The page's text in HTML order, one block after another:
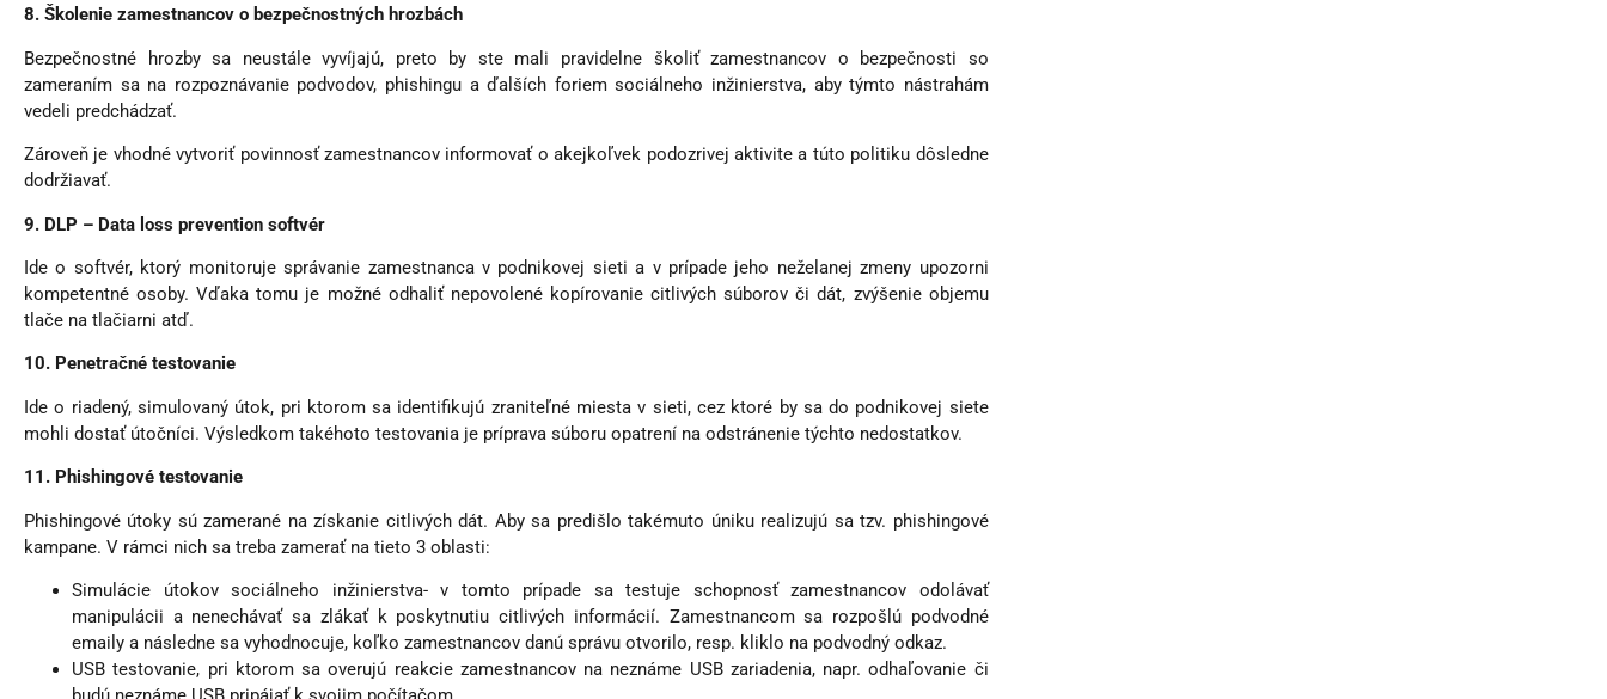
8. Školenie zamestnancov o bezpečnostných hrozbách
Bezpečnostné hrozby sa neustále vyvíjajú, preto by ste mali pravidelne školiť zamestnancov o bezpečnosti so
zameraním sa na rozpoznávanie podvodov, phishingu a ďalších foriem sociálneho inžinierstva, aby týmto nástrahám
vedeli predchádzať.
Zároveň je vhodné vytvoriť povinnosť zamestnancov informovať o akejkoľvek podozrivej aktivite a túto politiku dôsledne
dodržiavať.
9. DLP – Data loss prevention softvér
Ide o softvér, ktorý monitoruje správanie zamestnanca v podnikovej sieti a v prípade jeho neželanej zmeny upozorni
kompetentné osoby. Vďaka tomu je možné odhaliť nepovolené kopírovanie citlivých súborov či dát, zvýšenie objemu
tlače na tlačiarni atď.
10. Penetračné testovanie
Ide o riadený, simulovaný útok, pri ktorom sa identifikujú zraniteľné miesta v sieti, cez ktoré by sa do podnikovej siete
mohli dostať útočníci. Výsledkom takéhoto testovania je príprava súboru opatrení na odstránenie týchto nedostatkov.
11. Phishingové testovanie
Phishingové útoky sú zamerané na získanie citlivých dát. Aby sa predišlo takémuto úniku realizujú sa tzv. phishingové
kampane. V rámci nich sa treba zamerať na tieto 3 oblasti:
Simulácie útokov sociálneho inžinierstva- v tomto prípade sa testuje schopnosť zamestnancov odolávať
manipulácii a nenechávať sa zlákať k poskytnutiu citlivých informácií. Zamestnancom sa rozpošlú podvodné
emaily a následne sa vyhodnocuje, koľko zamestnancov danú správu otvorilo, resp. kliklo na podvodný odkaz.
USB testovanie, pri ktorom sa overujú reakcie zamestnancov na neznáme USB zariadenia, napr. odhaľovanie či